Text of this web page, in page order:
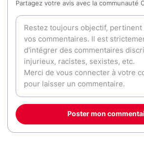
Partagez votre avis avec la communauté
Poster mon